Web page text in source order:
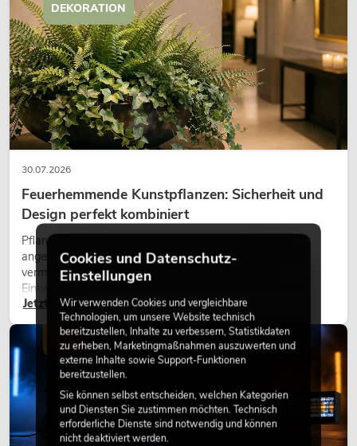
30.07.2026
Feuerhemmende Kunstpflanzen: Sicherheit und
Design perfekt kombiniert
Pflanzen machen Räume lebendig. Sie schaffen eine
angenehme Atmosphäre, verbessern das Ambiente und
vermitteln Natürlichkeit. Ob in Hotels, Restaurants,
Einkaufszentren, Bürogebäuden oder auf Messeständen:
eine hochwertige Begrünung gehört heute längst zum
modernen Raumkonzept.
Jetzt lesen
DEKORATION
LICHT
Cookies und Datenschutz-
Einstellungen
Wir verwenden Cookies und vergleichbare
Technologien, um unsere Website technisch
bereitzustellen, Inhalte zu verbessern, Statistikdaten
zu erheben, Marketingmaßnahmen auszuwerten und
externe Inhalte sowie Support-Funktionen
bereitzustellen.
Sie können selbst entscheiden, welchen Kategorien
und Diensten Sie zustimmen möchten. Technisch
erforderliche Dienste sind notwendig und können
nicht deaktiviert werden.